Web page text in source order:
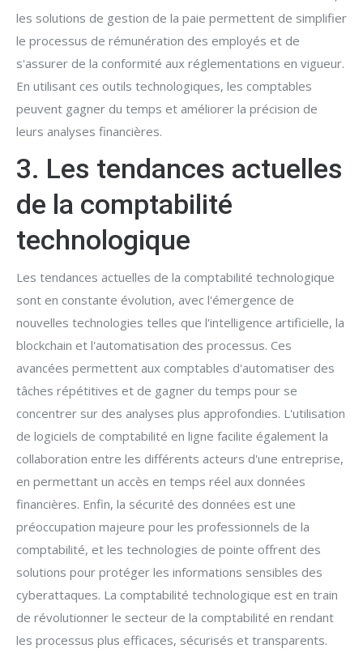
les solutions de gestion de la paie permettent de simplifier
le processus de rémunération des employés et de
s'assurer de la conformité aux réglementations en vigueur.
En utilisant ces outils technologiques, les comptables
peuvent gagner du temps et améliorer la précision de
leurs analyses financières.
3. Les tendances actuelles
de la comptabilité
technologique
Les tendances actuelles de la comptabilité technologique
sont en constante évolution, avec l'émergence de
nouvelles technologies telles que l'intelligence artificielle, la
blockchain et l'automatisation des processus. Ces
avancées permettent aux comptables d'automatiser des
tâches répétitives et de gagner du temps pour se
concentrer sur des analyses plus approfondies. L'utilisation
de logiciels de comptabilité en ligne facilite également la
collaboration entre les différents acteurs d'une entreprise,
en permettant un accès en temps réel aux données
financières. Enfin, la sécurité des données est une
préoccupation majeure pour les professionnels de la
comptabilité, et les technologies de pointe offrent des
solutions pour protéger les informations sensibles des
cyberattaques. La comptabilité technologique est en train
de révolutionner le secteur de la comptabilité en rendant
les processus plus efficaces, sécurisés et transparents.